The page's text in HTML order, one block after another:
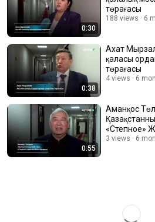
0:30
төрағасы
188 views 6
0:38
Ахат
қаласы
төрағасы
4 views 6
0:55
Аманқос
«Степное»
3 views 6